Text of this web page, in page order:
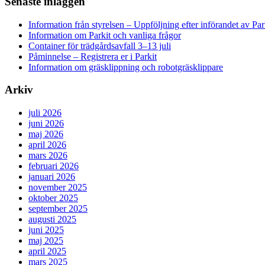
Information från styrelsen – Uppföljning efter införandet av
Information om Parkit och vanliga frågor
Container för trädgårdsavfall 3–13 juli
Påminnelse – Registrera er i Parkit
Information om gräsklippning och robotgräsklippare
Arkiv
juli 2026
juni 2026
maj 2026
april 2026
mars 2026
februari 2026
januari 2026
november 2025
oktober 2025
september 2025
augusti 2025
juni 2025
maj 2025
april 2025
mars 2025